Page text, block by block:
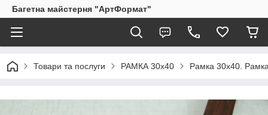
Багетна майстерня "АртФормат"
Товари та послуги РАМКА 30х40 Рамка 30х40.